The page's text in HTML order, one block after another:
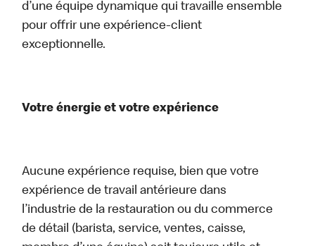
d’une équipe dynamique qui travaille ensemble
pour offrir une expérience-client
exceptionnelle.
Votre énergie et votre expérience
Aucune expérience requise, bien que votre
expérience de travail antérieure dans
l’industrie de la restauration ou du commerce
de détail (barista, service, ventes, caisse,